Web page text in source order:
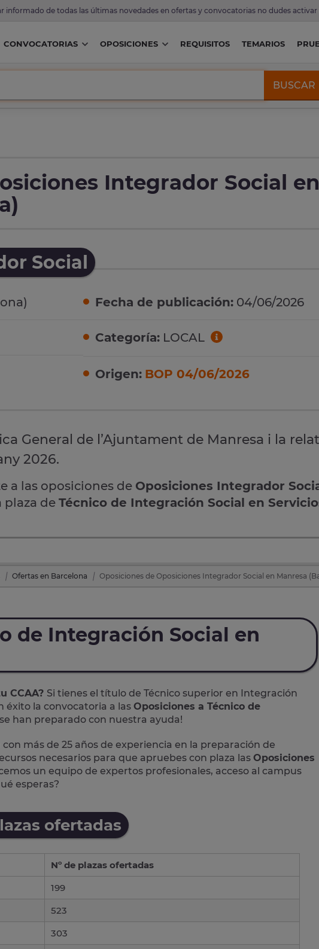
informado de todas las últimas novedades en ofertas y convocatorias no dudes activar
CONVOCATORIAS OPOSICIONES REQUISITOS TEMARIOS
BUSCAR
Integrador Social en
Social
Fecha de publicación: 04/06/2026
Categoría: LOCAL
Origen: BOP 04/06/2026
General de l’Ajuntament de Manresa i la
2026.
a las oposiciones de Oposiciones Integrador
plaza de Técnico de Integración Social en
Ofertas en Barcelona Oposiciones de Oposiciones Integrador Social en Manresa
de Integración Social en
CCAA? Si tienes el título de Técnico superior en Integración
éxito la convocatoria a las Oposiciones a Técnico de
han preparado con nuestra ayuda!
más de 25 años de experiencia en la preparación de
necesarios para que apruebes con plaza las Oposiciones
un equipo de expertos profesionales, acceso al campus
esperas?
ofertadas
Nº de plazas ofertadas
199
523
303